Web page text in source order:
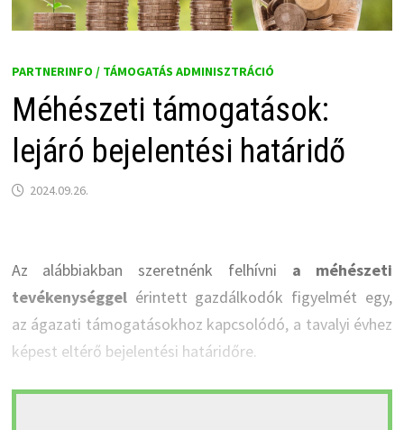
PARTNERINFO / TÁMOGATÁS ADMINISZTRÁCIÓ
Méhészeti támogatások:
lejáró bejelentési határidő
2024.09.26.
Az alábbiakban szeretnénk felhívni a méhészeti
tevékenységgelérintett gazdálkodók figyelmét egy,
az ágazati támogatásokhoz kapcsolódó, a tavalyi évhez
képest eltérő bejelentési határidőre.